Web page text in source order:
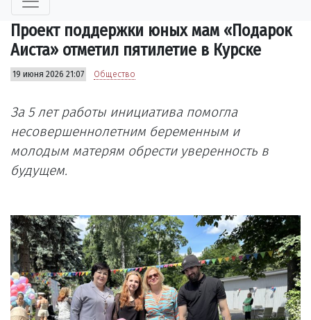
Проект поддержки юных мам «Подарок
Аиста» отметил пятилетие в Курске
19 июня 2026 21:07 Общество
За 5 лет работы инициатива помогла
несовершеннолетним беременным и
молодым матерям обрести уверенность в
будущем.